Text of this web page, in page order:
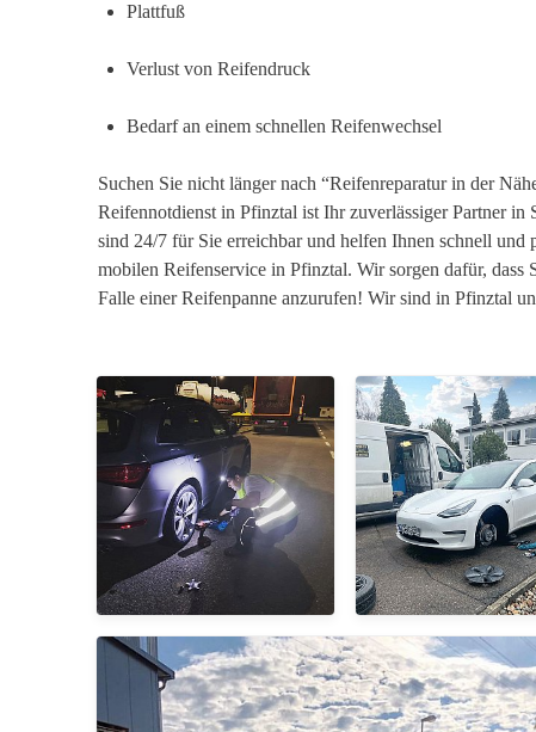
Plattfuß
Verlust von Reifendruck
Bedarf an einem schnellen Reifenwechsel
Suchen Sie nicht länger nach “Reifenreparatur in der
Reifennotdienst in Pfinztal ist Ihr zuverlässiger Partner
sind 24/7 für Sie erreichbar und helfen Ihnen schnell und
mobilen Reifenservice in Pfinztal. Wir sorgen dafür,
Falle einer Reifenpanne anzurufen! Wir sind in Pfinztal